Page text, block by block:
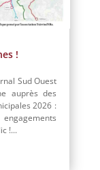
!
Sud Ouest
auprès des
2026 :
!...